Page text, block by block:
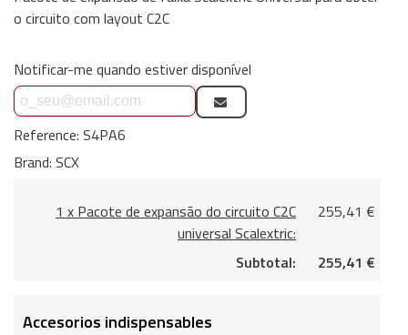
o circuito com layout C2C
Notificar-me quando estiver disponível
Reference: S4PA6
Brand: SCX
1 x Pacote de expansão do circuito C2C
universal Scalextric:
255,41 €
Subtotal: 255,41 €
Accesorios indispensables